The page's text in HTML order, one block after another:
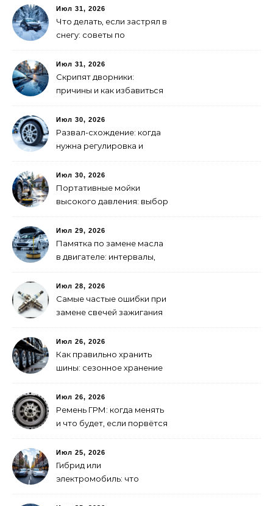
выбрать
Июл 31, 2026
Что делать, если застрял в
снегу: советы по
Июл 31, 2026
Скрипят дворники:
причины и как избавиться
Июл 30, 2026
Развал-схождение: когда
нужна регулировка и
Июл 30, 2026
Портативные мойки
высокого давления: выбор
мойки авто
Июл 29, 2026
Памятка по замене масла
в двигателе: интервалы,
Июл 28, 2026
Самые частые ошибки при
замене свечей зажигания
Июл 26, 2026
Как правильно хранить
шины: сезонное хранение
Июл 26, 2026
Ремень ГРМ: когда менять
и что будет, если порвётся
Июл 25, 2026
Гибрид или
электромобиль: что